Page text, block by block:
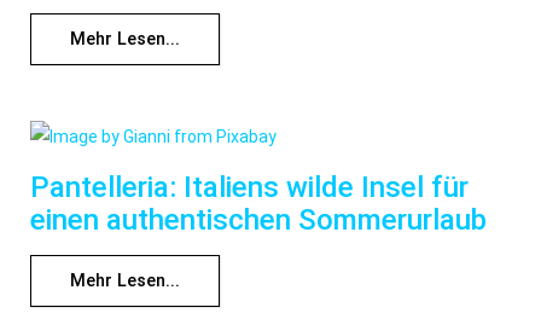
Mehr Lesen...
Pantelleria: Italiens wilde Insel für
einen authentischen Sommerurlaub
Mehr Lesen...